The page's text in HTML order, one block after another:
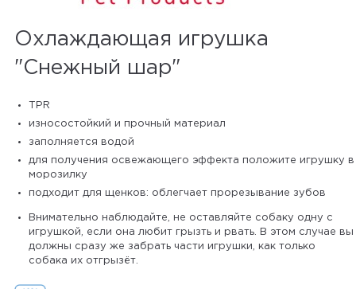
Охлаждающая игрушка
"Снежный шар"
TPR
износостойкий и прочный материал
заполняется водой
для получения освежающего эффекта положите игрушку в
морозилку
подходит для щенков: облегчает прорезывание зубов
Внимательно наблюдайте, не оставляйте собаку одну с
игрушкой, если она любит грызть и рвать. В этом случае вы
должны сразу же забрать части игрушки, как только
собака их отгрызёт.